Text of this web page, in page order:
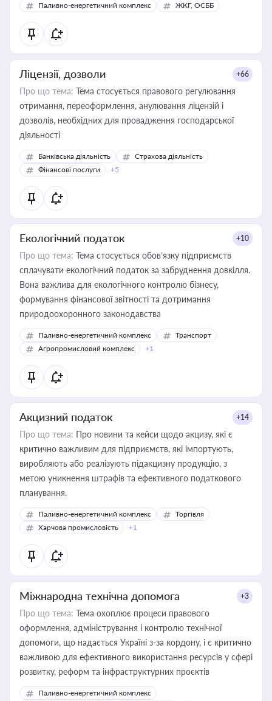
Паливно-енергетичний комплекс ЖКГ, ОСББ
Ліцензії, дозволи +66
Про що тема: Тема стосується правового регулювання
отримання, переоформлення, анулювання ліцензій і
дозволів, необхідних для провадження господарської
діяльності
Банківська діяльність
Страхова діяльність
Фінансові послуги
+5
Екологічний податок +10
Про що тема: Тема стосується обов’язку підприємств
сплачувати екологічний податок за забруднення довкілля.
Вона важлива для екологічного контролю бізнесу,
формування фінансової звітності та дотримання
природоохоронного законодавства
Паливно-енергетичний комплекс
Транспорт
Агропромисловий комплекс
+1
Акцизний податок +14
Про що тема: Про новини та кейси щодо акцизу, які є
критично важливим для підприємств, які імпортують,
виробляють або реалізують підакцизну продукцію, з
метою уникнення штрафів та ефективного податкового
планування.
Паливно-енергетичний комплекс
Торгівля
Харчова промисловість
+1
Міжнародна технічна допомога +3
Про що тема: Тема охоплює процеси правового
оформлення, адміністрування і контролю технічної
допомоги, що надається Україні з-за кордону, і є критично
важливою для ефективного використання ресурсів у сфері
розвитку, реформ та інфраструктурних проєктів
Паливно-енергетичний комплекс